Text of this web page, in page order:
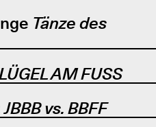
Tänze des
AM FUSS
JBBB vs. BBFF